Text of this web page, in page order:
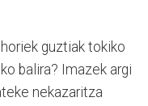
guztiak tokiko
balira? Imazek argi
nekazaritza